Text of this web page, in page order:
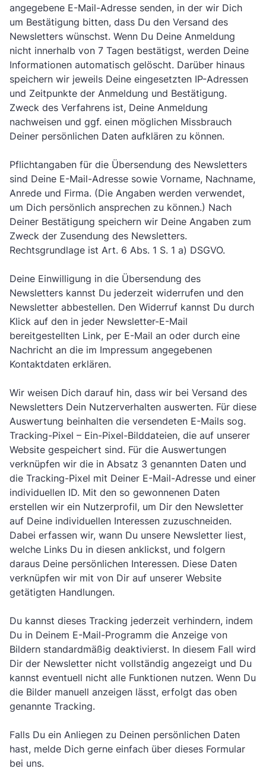
angegebene E-Mail-Adresse senden, in der wir Dich
um Bestätigung bitten, dass Du den Versand des
Newsletters wünschst. Wenn Du Deine Anmeldung
nicht innerhalb von 7 Tagen bestätigst, werden Deine
Informationen automatisch gelöscht. Darüber hinaus
speichern wir jeweils Deine eingesetzten IP-Adressen
und Zeitpunkte der Anmeldung und Bestätigung.
Zweck des Verfahrens ist, Deine Anmeldung
nachweisen und ggf. einen möglichen Missbrauch
Deiner persönlichen Daten aufklären zu können.
Pflichtangaben für die Übersendung des Newsletters
sind Deine E-Mail-Adresse sowie Vorname, Nachname,
Anrede und Firma. (Die Angaben werden verwendet,
um Dich persönlich ansprechen zu können.) Nach
Deiner Bestätigung speichern wir Deine Angaben zum
Zweck der Zusendung des Newsletters.
Rechtsgrundlage ist Art. 6 Abs. 1 S. 1 a) DSGVO.
Deine Einwilligung in die Übersendung des
Newsletters kannst Du jederzeit widerrufen und den
Newsletter abbestellen. Den Widerruf kannst Du durch
Klick auf den in jeder Newsletter-E-Mail
bereitgestellten Link, per E-Mail an oder durch eine
Nachricht an die im Impressum angegebenen
Kontaktdaten erklären.
Wir weisen Dich darauf hin, dass wir bei Versand des
Newsletters Dein Nutzerverhalten auswerten. Für diese
Auswertung beinhalten die versendeten E-Mails sog.
Tracking-Pixel – Ein-Pixel-Bilddateien, die auf unserer
Website gespeichert sind. Für die Auswertungen
verknüpfen wir die in Absatz 3 genannten Daten und
die Tracking-Pixel mit Deiner E-Mail-Adresse und einer
individuellen ID. Mit den so gewonnenen Daten
erstellen wir ein Nutzerprofil, um Dir den Newsletter
auf Deine individuellen Interessen zuzuschneiden.
Dabei erfassen wir, wann Du unsere Newsletter liest,
welche Links Du in diesen anklickst, und folgern
daraus Deine persönlichen Interessen. Diese Daten
verknüpfen wir mit von Dir auf unserer Website
getätigten Handlungen.
Du kannst dieses Tracking jederzeit verhindern, indem
Du in Deinem E-Mail-Programm die Anzeige von
Bildern standardmäßig deaktivierst. In diesem Fall wird
Dir der Newsletter nicht vollständig angezeigt und Du
kannst eventuell nicht alle Funktionen nutzen. Wenn Du
die Bilder manuell anzeigen lässt, erfolgt das oben
genannte Tracking.
Falls Du ein Anliegen zu Deinen persönlichen Daten
hast, melde Dich gerne einfach über dieses Formular
bei uns.